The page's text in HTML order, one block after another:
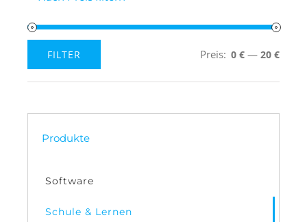
Preis
Preis
FILTER Preis: 0 € — 20 €
Produkte
Software
Schule & Lernen